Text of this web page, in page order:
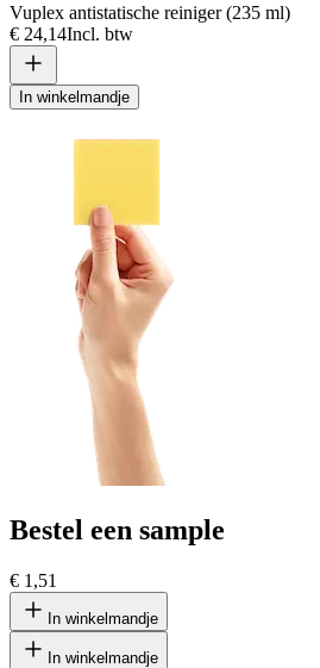
Vuplex antistatische reiniger (235 ml)
€ 24,14Incl. btw
In winkelmandje
Bestel een sample
€ 1,51
In winkelmandje
In winkelmandje